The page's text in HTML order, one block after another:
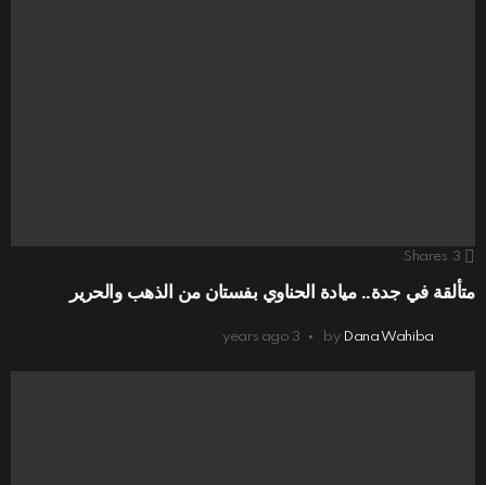
3
Shares
متألقة في جدة.. ميادة الحناوي بفستان من الذهب والحرير
by Dana Wahiba
3 years ago